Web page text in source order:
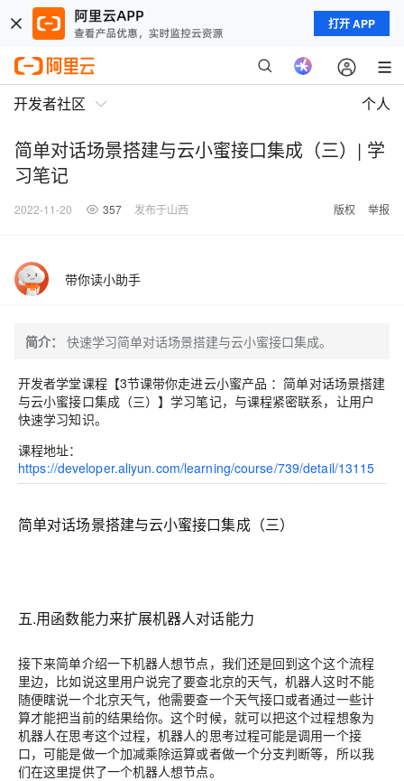
打开 APP
开发者社区 个人
简单对话场景搭建与云小蜜接口集成（三）| 学
习笔记
2022-11-20 357 发布于山西 版权 举报
带你读小助手
简介： 快速学习简单对话场景搭建与云小蜜接口集成。
开发者学堂课程【3节课带你走进云小蜜产品 ：简单对话场景搭建
与云小蜜接口集成（三）】学习笔记，与课程紧密联系，让用户
快速学习知识。
课程地址：
https://developer.aliyun.com/learning/course/739/detail/13115
简单对话场景搭建与云小蜜接口集成（三）
五.用函数能力来扩展机器人对话能力
接下来简单介绍一下机器人想节点，我们还是回到这个这个流程
里边，比如说这里用户说完了要查北京的天气，机器人这时不能
随便瞎说一个北京天气，他需要查一个天气接口或者通过一些计
算才能把当前的结果给你。这个时候，就可以把这个过程想象为
机器人在思考这个过程，机器人的思考过程可能是调用一个接
口，可能是做一个加减乘除运算或者做一个分支判断等，所以我
们在这里提供了一个机器人想节点。